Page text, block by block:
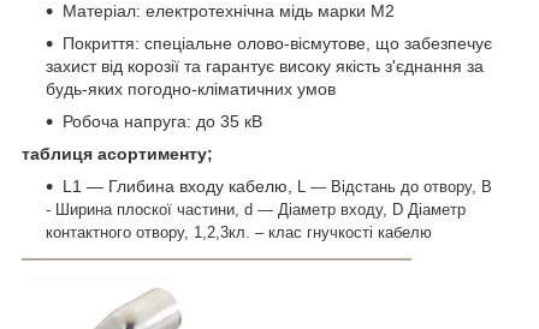
Матеріал: електротехнічна мідь марки М2
Покриття: спеціальне олово-вісмутове, що забезпечує
захист від корозії та гарантує високу якість з'єднання за
будь-яких погодно-кліматичних умов
Робоча напруга: до 35 кВ
таблиця асортименту;
L1 — Глибина входу кабелю, L — Відстань до отвору, В
- Ширина плоскої частини, d — Діаметр входу, D Діаметр
контактного отвору, 1,2,3кл. – клас гнучкості кабелю